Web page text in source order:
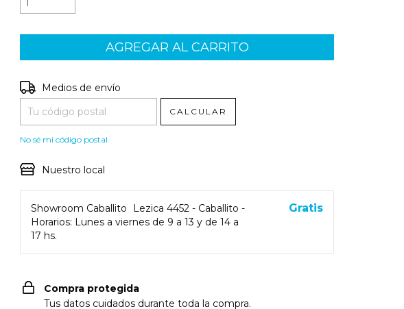
Entregas para el CP:
Medios de envío
CALCULAR
No sé mi código postal
Nuestro local
Showroom Caballito
Lezica 4452 - Caballito -
Horarios: Lunes a viernes de 9 a 13 y de 14 a
17 hs.
Gratis
Compra protegida
Tus datos cuidados durante toda la compra.